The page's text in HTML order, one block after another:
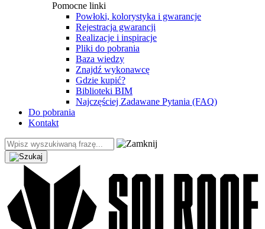
Pomocne linki
Powłoki, kolorystyka i gwarancje
Rejestracja gwarancji
Realizacje i inspiracje
Pliki do pobrania
Baza wiedzy
Znajdź wykonawcę
Gdzie kupić?
Biblioteki BIM
Najczęściej Zadawane Pytania (FAQ)
Do pobrania
Kontakt